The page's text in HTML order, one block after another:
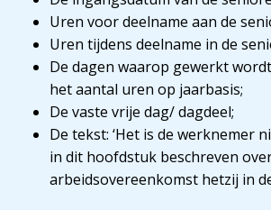
Uren voor deelname aan de
Uren tijdens deelname in de
De dagen waarop gewerkt
het aantal uren op jaarbasis;
De vaste vrije dag/ dagdeel;
De tekst: ‘Het is de werknemer
in dit hoofdstuk beschreven
arbeidsovereenkomst hetzij in